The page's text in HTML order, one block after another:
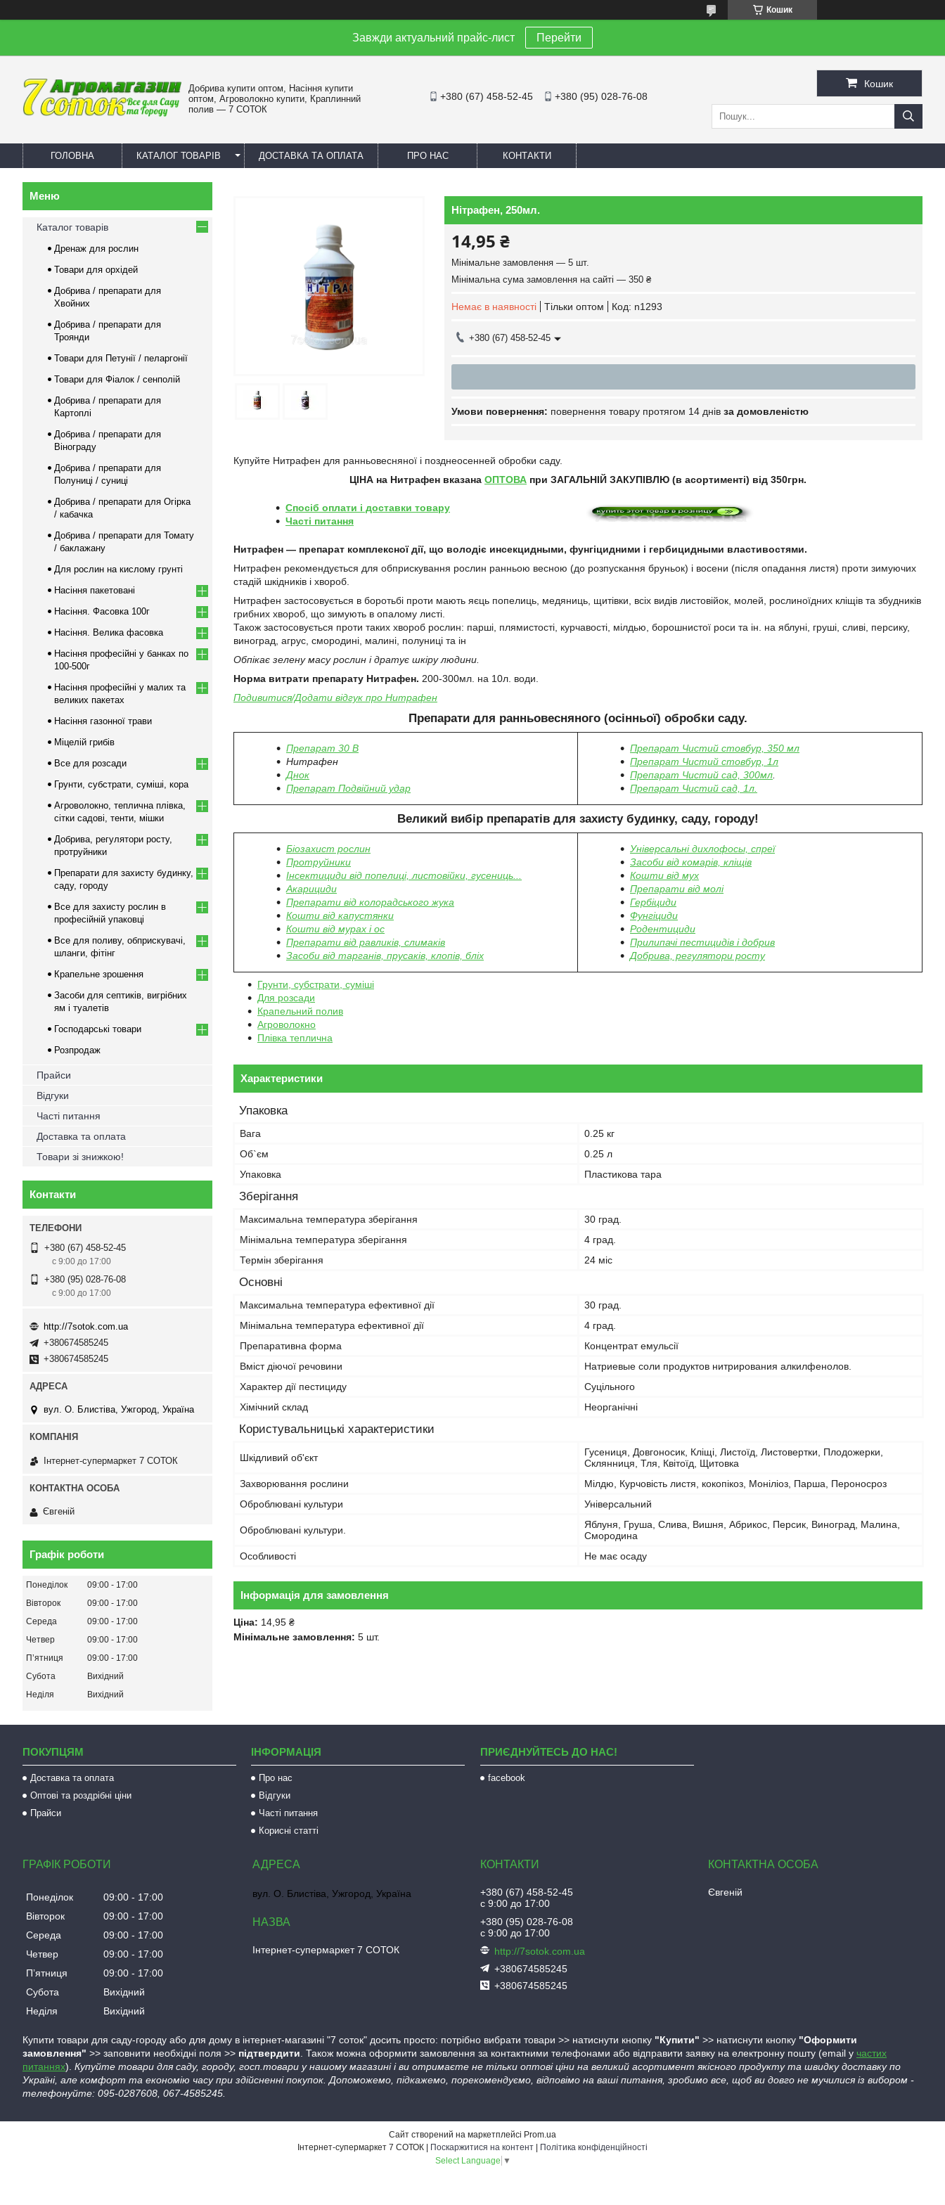
Кошик
Завжди актуальний прайс-лист Перейти
Добрива купити оптом, Насіння купити
оптом, Агроволокно купити, Краплинний
полив — 7 СОТОК
+380 (67) 458-52-45 +380 (95) 028-76-08
Кошик
ГОЛОВНА КАТАЛОГ ТОВАРІВ ДОСТАВКА ТА ОПЛАТА ПРО НАС КОНТАКТИ
Нітрафен, 250мл.
14,95 ₴
Мінімальне замовлення — 5 шт.
Мінімальна сума замовлення на сайті — 350 ₴
Немає в наявності Тільки оптом Код: n1293
+380 (67) 458-52-45
повернення товару протягом 14 днів за домовленістю
Купуйте Нитрафен для ранньовесняної і позднеосенней обробки саду.
ЦІНА на Нитрафен вказана ОПТОВА при ЗАГАЛЬНІЙ ЗАКУПІВЛЮ (в асортименті) від 350грн.
Спосіб оплати і доставки товару
Часті питання
Нитрафен — препарат комплексної дії, що володіє инсекцидными, фунгіцидними і гербицидными властивостями.
Нитрафен рекомендується для обприскування рослин ранньою весною (до розпускання бруньок) і восени (після опадання листя) проти зимуючих
стадій шкідників і хвороб.
Нитрафен застосовується в боротьбі проти мають яєць попелиць, медяниць, щитівки, всіх видів листовійок, молей, рослиноїдних кліщів та збудників
грибних хвороб, що зимують в опалому листі.
Також застосовується проти таких хвороб рослин: парші, плямистості, курчавості, мілдью, борошнистої роси та ін. на яблуні, груші, сливі, персику,
виноград, агрус, смородині, малині, полуниці та ін
Обпікає зелену масу рослин і дратує шкіру людини.
Норма витрати препарату Нитрафен. 200-300мл. на 10л. води.
Подивитися/Додати відгук про Нитрафен
Препарати для ранньовесняного (осінньої) обробки саду.
Препарат 30 В
Нитрафен
Днок
Препарат Подвійний удар
Препарат Чистий стовбур, 350 мл
Препарат Чистий стовбур, 1л
Препарат Чистий сад, 300мл
Препарат Чистий сад, 1л.
Великий вибір препаратів для захисту будинку, саду, городу!
Біозахист рослин
Протруйники
Інсектициди від попелиці, листовійки, гусениць...
Акарициди
Препарати від колорадського жука
Кошти від капустянки
Кошти від мурах і ос
Препарати від равликів, слимаків
Засоби від тарганів, прусаків, клопів, бліх
Універсальні дихлофосы, спреї
Засоби від комарів, кліщів
Кошти від мух
Препарати від молі
Гербіциди
Фунгіциди
Родентициди
Прилипачі пестицидів і добрив
Добрива, регулятори росту
Грунти, субстрати, суміші
Для розсади
Крапельний полив
Агроволокно
Плівка теплична
Характеристики
Упаковка
Вага
0.25 кг
Об`єм
0.25 л
Упаковка
Пластикова тара
Зберігання
Максимальна температура зберігання
30 град.
Мінімальна температура зберігання
4 град.
Термін зберігання
24 міс
Основні
Максимальна температура ефективної дії
30 град.
Мінімальна температура ефективної дії
4 град.
Препаративна форма
Концентрат емульсії
Вміст діючої речовини
Натриевые соли продуктов нитрирования алкилфенолов.
Характер дії пестициду
Суцільного
Хімічний склад
Неорганічні
Користувальницькі характеристики
Шкідливий об'єкт
Гусениця, Довгоносик, Кліщі, Листоїд, Листовертки, Плодожерки,
Склянниця, Тля, Квітоїд, Щитовка
Захворювання рослини
Мілдю, Курчовість листя, кокопікоз, Моніліоз, Парша, Пероносроз
Оброблювані культури
Універсальний
Оброблювані культури.
Яблуня, Груша, Слива, Вишня, Абрикос, Персик, Виноград, Малина,
Смородина
Особливості
Не має осаду
Інформація для замовлення
Ціна: 14,95 ₴
Мінімальне замовлення: 5 шт.
Каталог товарів
Дренаж для рослин
Товари для орхідей
Добрива / препарати для
Хвойних
Добрива / препарати для
Троянди
Товари для Петунії / пеларгонії
Товари для Фіалок / сенполій
Добрива / препарати для
Картоплі
Добрива / препарати для
Вінограду
Добрива / препарати для
Полуниці / суниці
Добрива / препарати для Огірка
/ кабачка
Добрива / препарати для Томату
/ баклажану
Для рослин на кислому грунті
Насіння пакетовані
Насіння. Фасовка 100г
Насіння. Велика фасовка
Насіння професійні у банках по
100-500г
Насіння професійні у малих та
великих пакетах
Насіння газонної трави
Міцелій грибів
Все для розсади
Грунти, субстрати, суміші, кора
Агроволокно, теплична плівка,
сітки садові, тенти, мішки
Добрива, регулятори росту,
протруйники
Препарати для захисту будинку,
саду, городу
Все для захисту рослин в
професійній упаковці
Все для поливу, обприскувачі,
шланги, фітінг
Крапельне зрошення
Засоби для септиків, вигрібних
ям і туалетів
Господарські товари
Розпродаж
Прайси
Відгуки
Часті питання
Доставка та оплата
Товари зі знижкою!
Контакти
+380 (67) 458-52-45
с 9:00 до 17:00
+380 (95) 028-76-08
с 9:00 до 17:00
http://7sotok.com.ua
+380674585245
+380674585245
вул. О. Блистіва, Ужгород, Україна
Інтернет-супермаркет 7 СОТОК
Євгеній
Графік роботи
Понеділок 09:00
17:00
Вівторок
09:00
17:00
Середа
09:00
17:00
Четвер
09:00
17:00
Пʼятниця
09:00
17:00
Субота
Вихідний
Неділя
Вихідний
ПОКУПЦЯМ
Доставка та оплата
Оптові та роздрібні ціни
Прайси
ІНФОРМАЦІЯ
Про нас
Відгуки
Часті питання
Корисні статті
ПРИЄДНУЙТЕСЬ ДО НАС!
facebook
ГРАФІК РОБОТИ
Понеділок 09:00
17:00
Вівторок
09:00
17:00
Середа
09:00
17:00
Четвер
09:00
17:00
Пʼятниця
09:00
17:00
Субота
Вихідний
Неділя
Вихідний
вул. О. Блистіва, Ужгород, Україна
Інтернет-супермаркет 7 СОТОК
+380 (67) 458-52-45
с 9:00 до 17:00
+380 (95) 028-76-08
с 9:00 до 17:00
http://7sotok.com.ua
+380674585245
+380674585245
Євгеній
Купити товари для саду-городу або для дому в інтернет-магазині "7 соток" досить просто: потрібно вибрати товари >> натиснути кнопку "Купити" >> натиснути кнопку "Оформити
замовлення" >> заповнити необхідні поля >> підтвердити. Також можна оформити замовлення за контактними телефонами або відправити заявку на електронну пошту (email у частих
питаннях). Купуйте товари для саду, городу, госп.товари у нашому магазині і ви отримаєте не тільки оптові ціни на великий асортимент якісного продукту та швидку доставку по
Україні, але комфорт та економію часу при здійсненні покупок. Допоможемо, підкажемо, порекомендуємо, відповімо на ваші питання, зробимо все, щоб ви довго не мучилися із вибором -
телефонуйте: 095-0287608, 067-4585245.
Сайт створений на маркетплейсі Prom.ua
Поскаржитися на контент
Політика конфіденційності
Select Language ▼